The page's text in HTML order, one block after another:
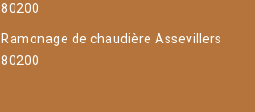
80200
Ramonage de chaudière Assevillers
80200